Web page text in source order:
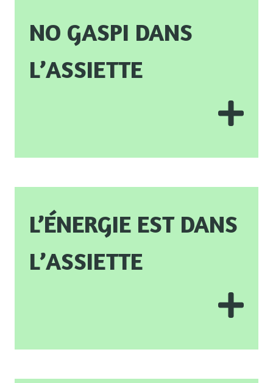
No gaspi dans
l’assiette
L’énergie est dans
l’assiette